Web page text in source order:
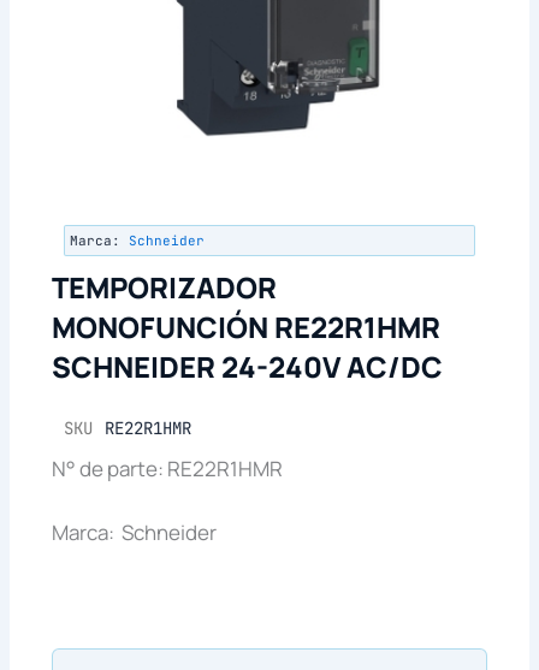
Marca: Schneider
TEMPORIZADOR
MONOFUNCIÓN RE22R1HMR
SCHNEIDER 24-240V AC/DC
SKU RE22R1HMR
N° de parte: RE22R1HMR
Marca: Schneider